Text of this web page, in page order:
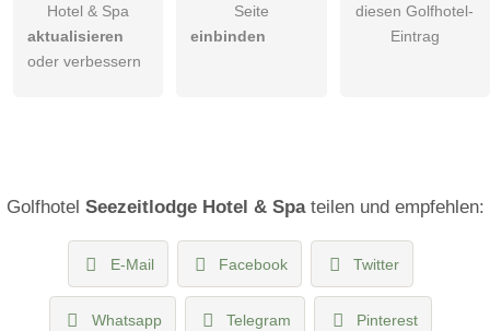
Hotel & Spa
aktualisieren
oder verbessern
Seite
einbinden
diesen Golfhotel-
Eintrag
Golfhotel Seezeitlodge Hotel & Spateilen und empfehlen:
E-Mail Facebook Twitter
Whatsapp Telegram Pinterest